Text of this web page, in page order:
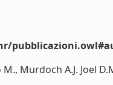
Murdoch A.J. Joel